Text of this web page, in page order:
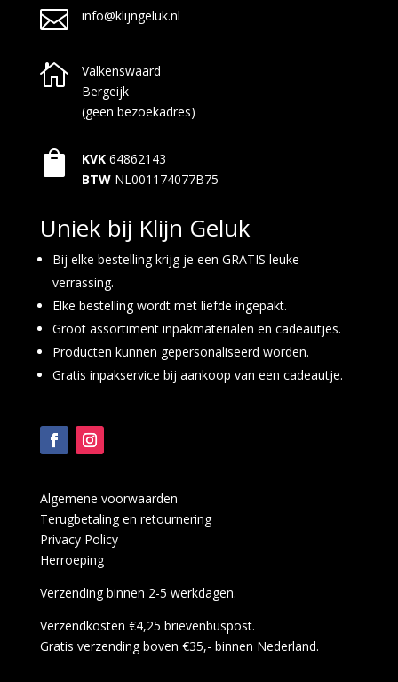
 info@klijngeluk.nl

Valkenswaard
Bergeijk
(geen bezoekadres)
 KVK 64862143
BTW NL001174077B75
Uniek bij Klijn Geluk
Bij elke bestelling krijg je een GRATIS leuke
verrassing.
Elke bestelling wordt met liefde ingepakt.
Groot assortiment inpakmaterialen en cadeautjes.
Producten kunnen gepersonaliseerd worden.
Gratis inpakservice bij aankoop van een cadeautje.
Algemene voorwaarden
Terugbetaling en retournering
Privacy Policy
Herroeping
Verzending binnen 2-5 werkdagen.
Verzendkosten €4,25 brievenbuspost.
Gratis verzending boven €35,- binnen Nederland.